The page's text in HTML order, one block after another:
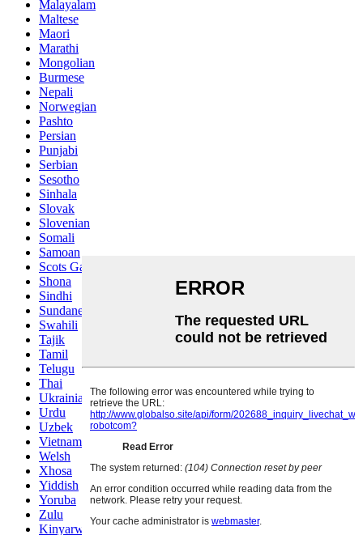
Malayalam
Maltese
Maori
Marathi
Mongolian
Burmese
Nepali
Norwegian
Pashto
Persian
Punjabi
Serbian
Sesotho
Sinhala
Slovak
Slovenian
Somali
Samoan
Scots Gaelic
Shona
Sindhi
Sundanese
Swahili
Tajik
Tamil
Telugu
Thai
Ukrainian
Urdu
Uzbek
Vietnamese
Welsh
Xhosa
Yiddish
Yoruba
Zulu
Kinyarwanda